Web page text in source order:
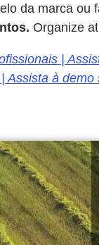
da marca ou
Organize
|
Assista à